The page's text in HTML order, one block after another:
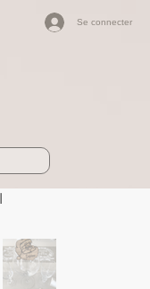
Se connecter